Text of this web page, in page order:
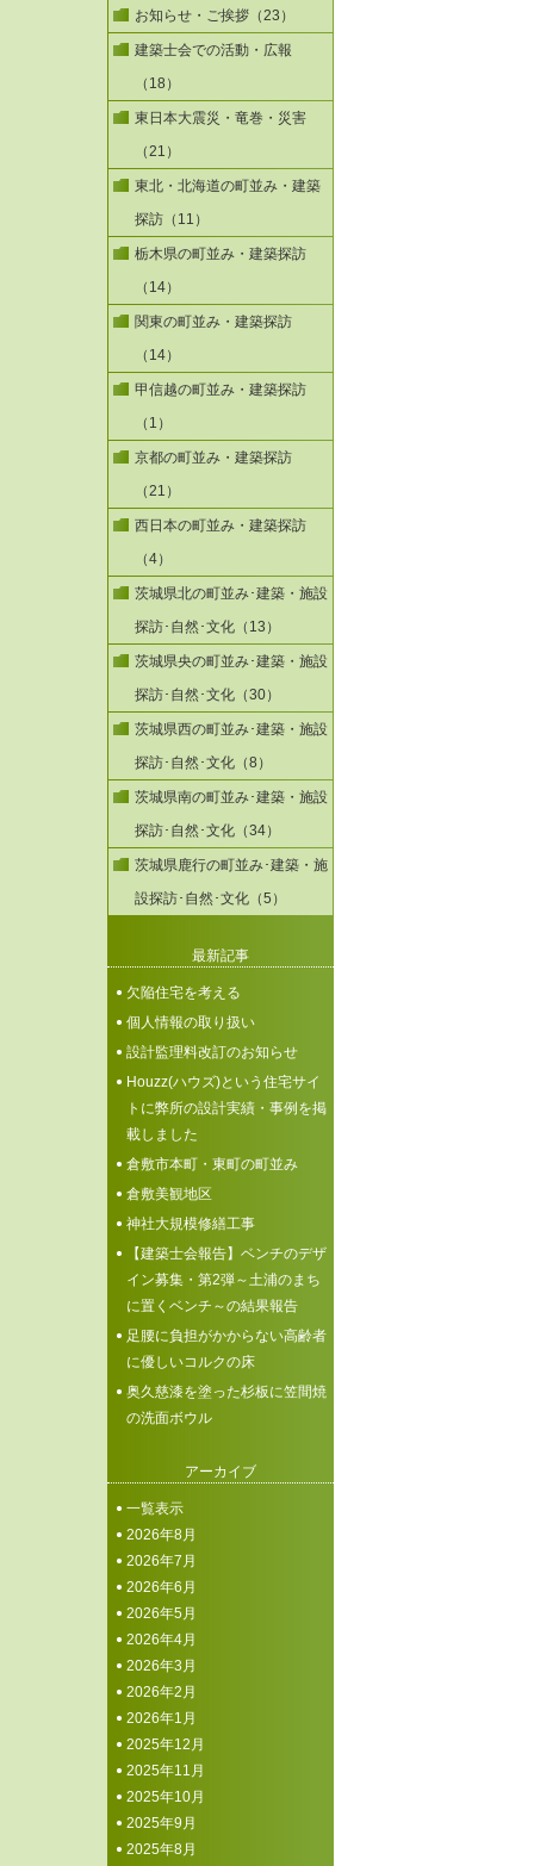
お知らせ・ご挨拶（23）
建築士会での活動・広報
（18）
東日本大震災・竜巻・災害
（21）
東北・北海道の町並み・建築
探訪（11）
栃木県の町並み・建築探訪
（14）
関東の町並み・建築探訪
（14）
甲信越の町並み・建築探訪
（1）
京都の町並み・建築探訪
（21）
西日本の町並み・建築探訪
（4）
茨城県北の町並み･建築・施設
探訪･自然･文化（13）
茨城県央の町並み･建築・施設
探訪･自然･文化（30）
茨城県西の町並み･建築・施設
探訪･自然･文化（8）
茨城県南の町並み･建築・施設
探訪･自然･文化（34）
茨城県鹿行の町並み･建築・施
設探訪･自然･文化（5）
最新記事
欠陥住宅を考える
個人情報の取り扱い
設計監理料改訂のお知らせ
Houzz(ハウズ)という住宅サイ
トに弊所の設計実績・事例を掲
載しました
倉敷市本町・東町の町並み
倉敷美観地区
神社大規模修繕工事
【建築士会報告】ベンチのデザ
イン募集・第2弾～土浦のまち
に置くベンチ～の結果報告
足腰に負担がかからない高齢者
に優しいコルクの床
奥久慈漆を塗った杉板に笠間焼
の洗面ボウル
アーカイブ
一覧表示
2026年8月
2026年7月
2026年6月
2026年5月
2026年4月
2026年3月
2026年2月
2026年1月
2025年12月
2025年11月
2025年10月
2025年9月
2025年8月